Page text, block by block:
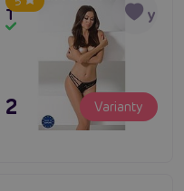
Thong černé kalhotky
Skladem
295 Kč Varianty